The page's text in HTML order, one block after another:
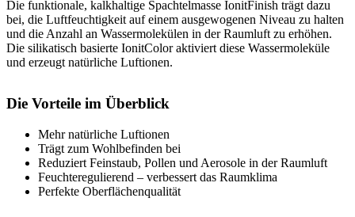
Die funktionale, kalkhaltige Spachtelmasse IonitFinish trägt dazu
bei, die Luftfeuchtigkeit auf einem ausgewogenen Niveau zu halten
und die Anzahl an Wassermolekülen in der Raumluft zu erhöhen.
Die silikatisch basierte IonitColor aktiviert diese Wassermoleküle
und erzeugt natürliche Luftionen.
Die Vorteile im Überblick
Mehr natürliche Luftionen
Trägt zum Wohlbefinden bei
Reduziert Feinstaub, Pollen und Aerosole in der Raumluft
Feuchteregulierend – verbessert das Raumklima
Perfekte Oberflächenqualität